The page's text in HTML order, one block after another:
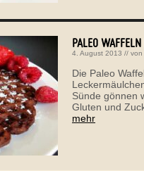
PALEO
4. August 2013 // von
Die Paleo
Sünde gönnen
Gluten und
mehr